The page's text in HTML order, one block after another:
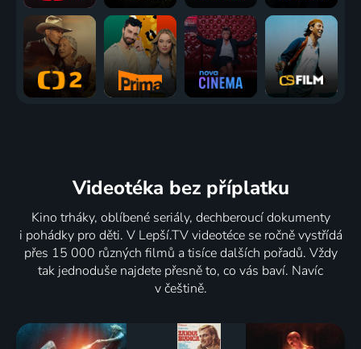
Videotéka bez příplatku
Kino trháky, oblíbené seriály, dechberoucí dokumenty
i pohádky pro děti. V Lepší.TV videotéce se ročně vystřídá
přes 15 000 různých filmů a tisíce dalších pořadů. Vždy
tak jednoduše najdete přesně to, co vás baví. Navíc
v češtině.